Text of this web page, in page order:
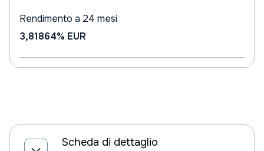
Rendimento a 24 mesi
3,81864% EUR
Scheda di dettaglio